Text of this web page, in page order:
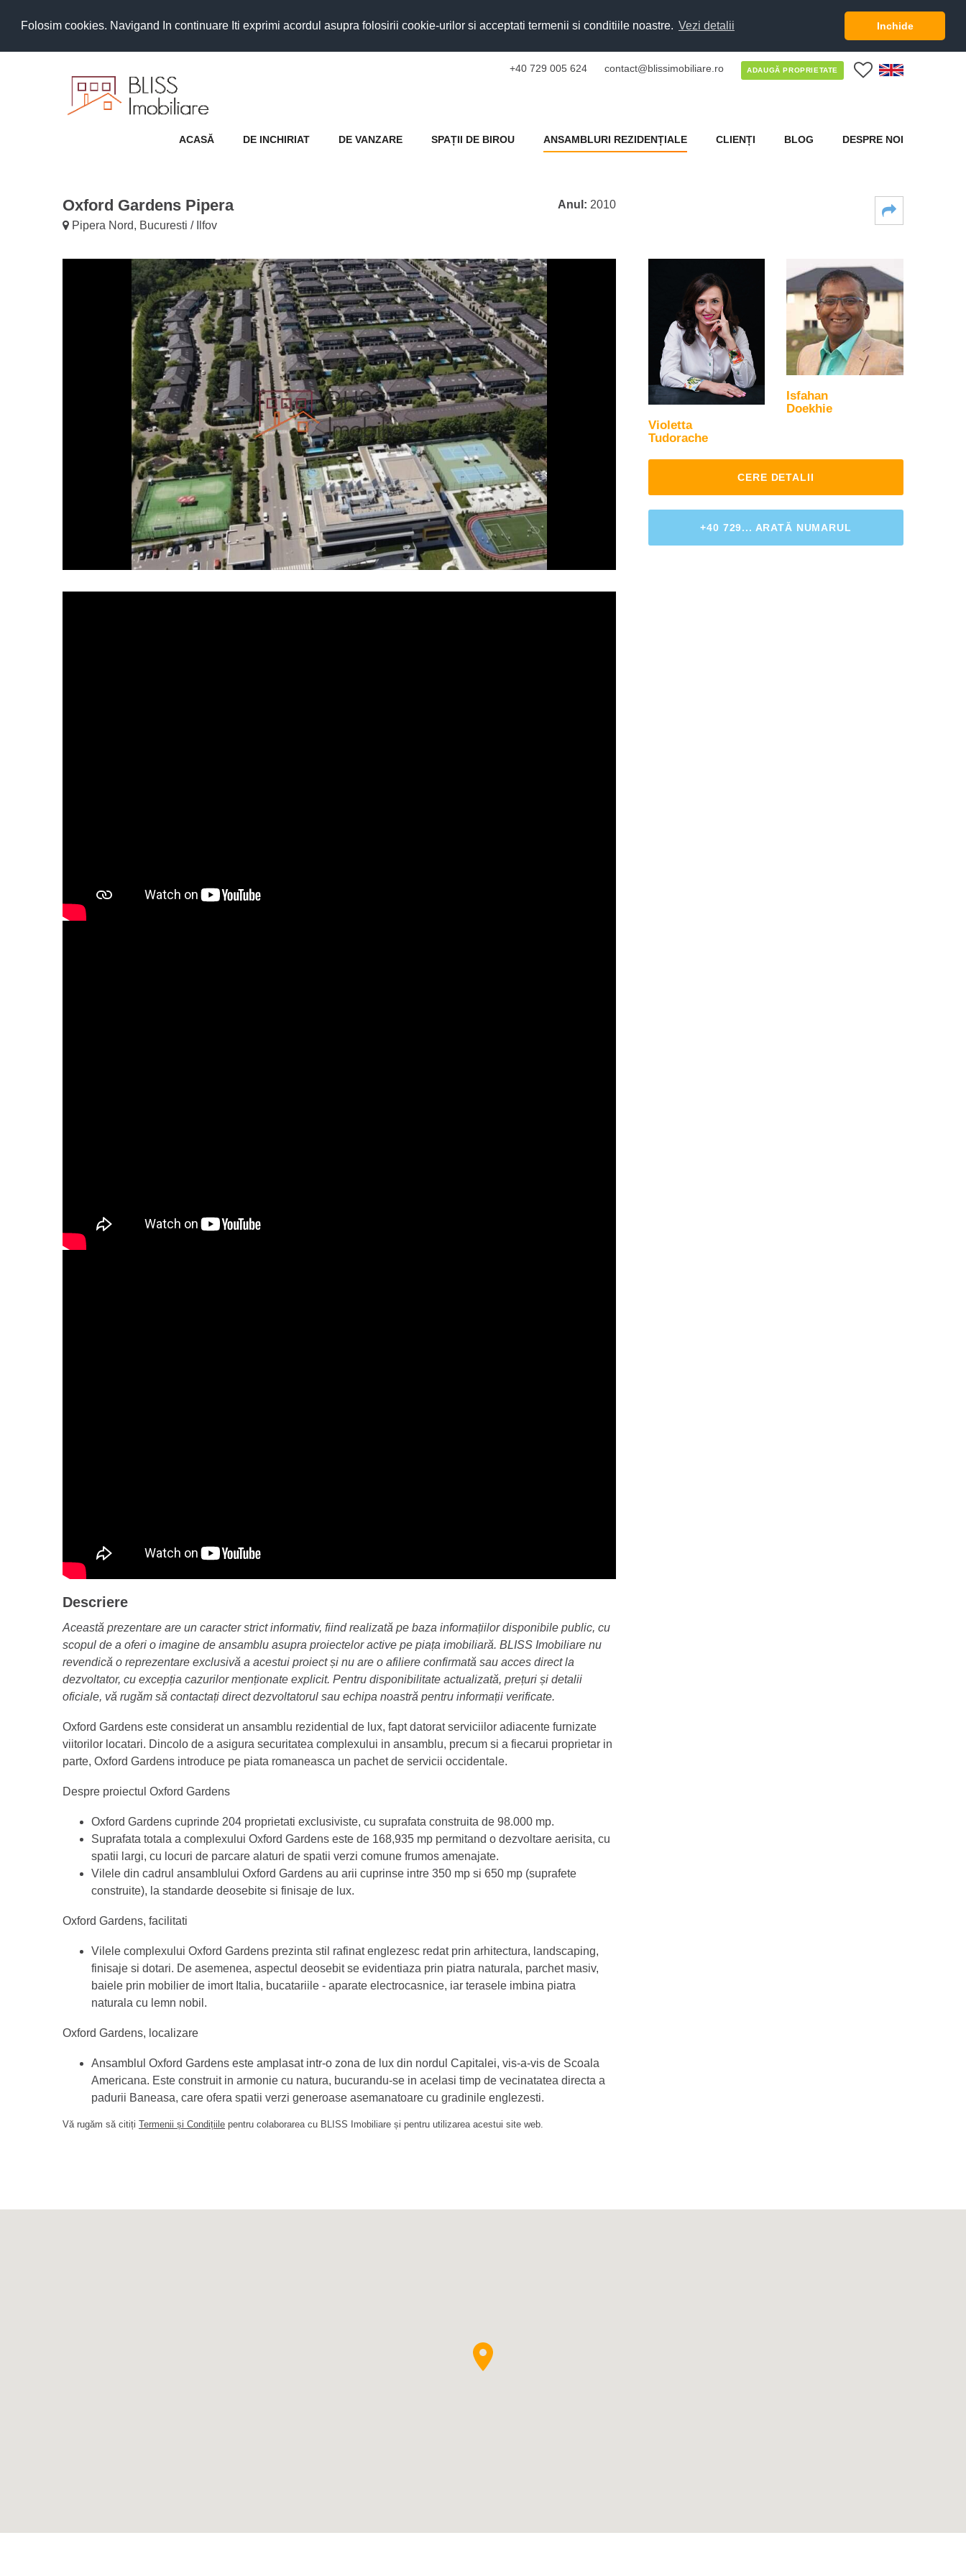
Folosim cookies. Navigand In continuare Iti exprimi acordul asupra folosirii cookie-urilor si acceptati termenii si conditiile noastre. Vezi detalii Inchide
+40 729 005 624 contact@blissimobiliare.ro ADAUGĂ PROPRIETATE
ACASĂ DE INCHIRIAT DE VANZARE SPAȚII DE BIROU ANSAMBLURI REZIDENȚIALE CLIENȚI BLOG DESPRE NOI
Oxford Gardens Pipera
Pipera Nord, Bucuresti / Ilfov
Anul: 2010
Descriere
Această prezentare are un caracter strict informativ, fiind realizată pe baza informațiilor disponibile public, cu
scopul de a oferi o imagine de ansamblu asupra proiectelor active pe piața imobiliară. BLISS Imobiliare nu
revendică o reprezentare exclusivă a acestui proiect și nu are o afiliere confirmată sau acces direct la
dezvoltator, cu excepția cazurilor menționate explicit. Pentru disponibilitate actualizată, prețuri și detalii
oficiale, vă rugăm să contactați direct dezvoltatorul sau echipa noastră pentru informații verificate.
Oxford Gardens este considerat un ansamblu rezidential de lux, fapt datorat serviciilor adiacente furnizate
viitorilor locatari. Dincolo de a asigura securitatea complexului in ansamblu, precum si a fiecarui proprietar in
parte, Oxford Gardens introduce pe piata romaneasca un pachet de servicii occidentale.
Despre proiectul Oxford Gardens
Oxford Gardens cuprinde 204 proprietati exclusiviste, cu suprafata construita de 98.000 mp.
Suprafata totala a complexului Oxford Gardens este de 168,935 mp permitand o dezvoltare aerisita, cu
spatii largi, cu locuri de parcare alaturi de spatii verzi comune frumos amenajate.
Vilele din cadrul ansamblului Oxford Gardens au arii cuprinse intre 350 mp si 650 mp (suprafete
construite), la standarde deosebite si finisaje de lux.
Oxford Gardens, facilitati
Vilele complexului Oxford Gardens prezinta stil rafinat englezesc redat prin arhitectura, landscaping,
finisaje si dotari. De asemenea, aspectul deosebit se evidentiaza prin piatra naturala, parchet masiv,
baiele prin mobilier de imort Italia, bucatariile - aparate electrocasnice, iar terasele imbina piatra
naturala cu lemn nobil.
Oxford Gardens, localizare
Ansamblul Oxford Gardens este amplasat intr-o zona de lux din nordul Capitalei, vis-a-vis de Scoala
Americana. Este construit in armonie cu natura, bucurandu-se in acelasi timp de vecinatatea directa a
padurii Baneasa, care ofera spatii verzi generoase asemanatoare cu gradinile englezesti.
Vă rugăm să citiți Termenii și Condițiile pentru colaborarea cu BLISS Imobiliare și pentru utilizarea acestui site web.
Violetta
Tudorache
Isfahan
Doekhie
CERE DETALII
+40 729... ARATĂ NUMARUL